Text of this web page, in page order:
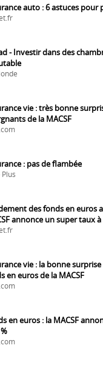
auto : 6 astuces pour
- Investir dans des
vie : très bonne
de la MACSF
: pas de flambée
des fonds en euros
annonce un super taux à
vie : la bonne
en euros de la MACSF
en euros : la MACSF